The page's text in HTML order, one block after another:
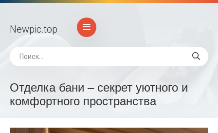
Newpic.top
Отделка бани – секрет уютного и
комфортного пространства